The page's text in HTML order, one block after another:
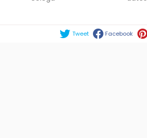
Tweet Facebook